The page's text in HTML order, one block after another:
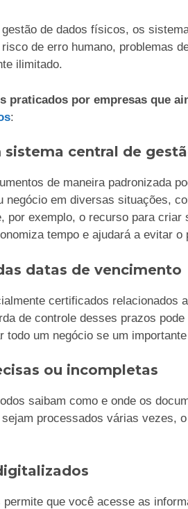
de dados físicos, os
de erro humano, problemas
ilimitado.
praticados por empresas que
:
sistema central de
de maneira padronizada
negócio em diversas situações,
por exemplo, o recurso para criar
tempo e ajudará a evitar
datas de vencimento
certificados relacionados
de controle desses prazos
todo um negócio se um
ou incompletas
saibam como e onde os
processados ​​várias vezes,
que você acesse as